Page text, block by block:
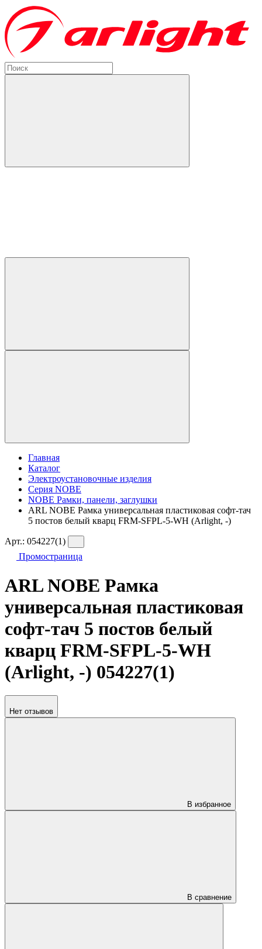
Главная
Каталог
Электроустановочные изделия
Серия NOBE
NOBE Рамки, панели, заглушки
ARL NOBE Рамка универсальная пластиковая софт-тач
5 постов белый кварц FRM-SFPL-5-WH (Arlight, -)
Арт.: 054227(1)
Промостраница
ARL NOBE Рамка
универсальная пластиковая
софт-тач 5 постов белый
кварц FRM-SFPL-5-WH
(Arlight, -) 054227(1)
Нет отзывов
В избранное
В сравнение